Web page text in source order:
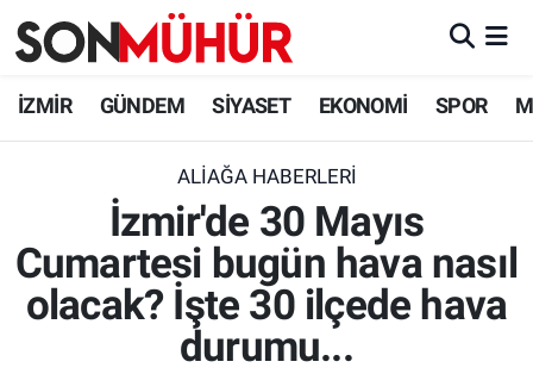
İZMİR GÜNDEM SİYASET EKONOMİ SPOR
ALIAĞA HABERLERI
İzmir'de 30 Mayıs
Cumartesi bugün hava nasıl
olacak? İşte 30 ilçede hava
durumu...
İzmir Nöbetçi Eczaneler
İzmir Namaz Vakitleri
İzmir Trafik Yoğunluk Haritası
Süper Lig Puan Durumu ve Fikstür